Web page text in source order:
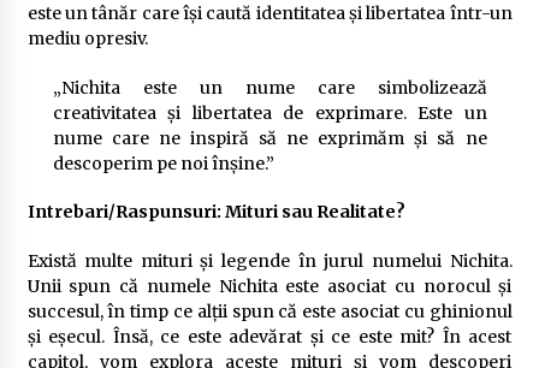
este un tânăr care își caută identitatea și libertatea într-un
mediu opresiv.
„Nichita este un nume care simbolizează
creativitatea și libertatea de exprimare. Este un
nume care ne inspiră să ne exprimăm și să ne
descoperim pe noi înșine.”
Intrebari/Raspunsuri: Mituri sau Realitate?
Există multe mituri și legende în jurul numelui Nichita.
Unii spun că numele Nichita este asociat cu norocul și
succesul, în timp ce alții spun că este asociat cu ghinionul
și eșecul. Însă, ce este adevărat și ce este mit? În acest
capitol, vom explora aceste mituri și vom descoperi